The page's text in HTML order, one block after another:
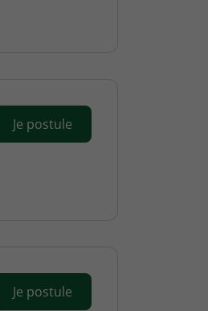
Je postule
Je postule